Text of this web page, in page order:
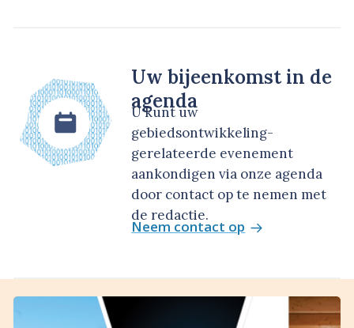
Uw bijeenkomst in de
agenda
U kunt uw
gebiedsontwikkeling-
gerelateerde evenement
aankondigen via onze agenda
door contact op te nemen met
de redactie.
Neem contact op